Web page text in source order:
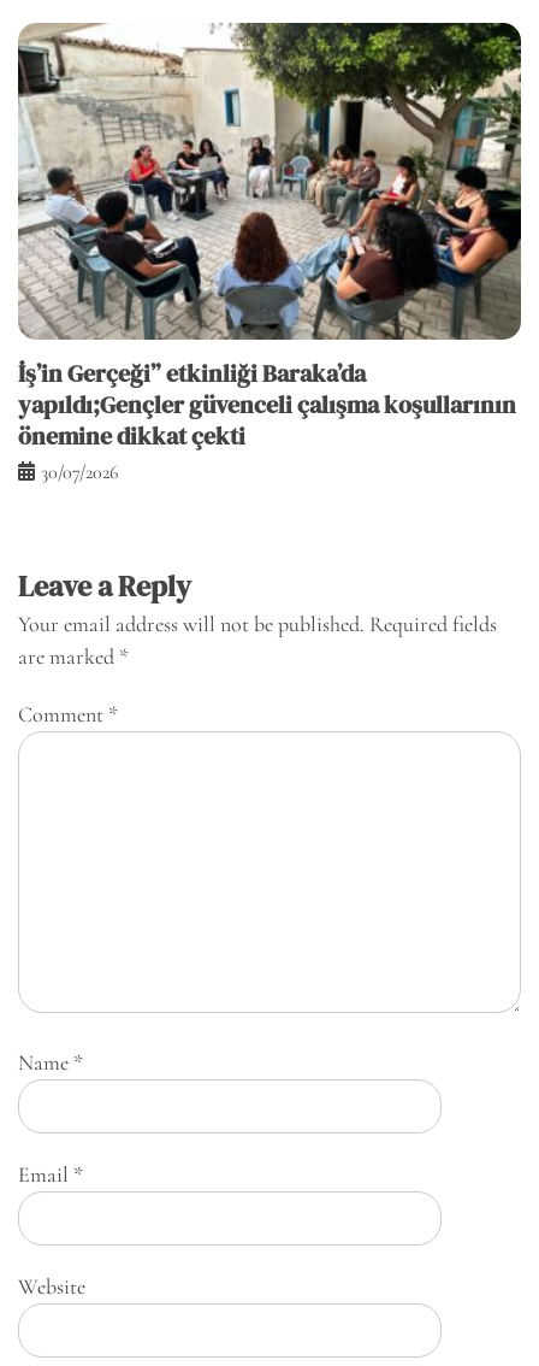
İş’in Gerçeği” etkinliği Baraka’da
yapıldı;Gençler güvenceli çalışma koşullarının
önemine dikkat çekti
30/07/2026
Leave a Reply
Your email address will not be published. Required fields
are marked *
Comment *
Name *
Email *
Website